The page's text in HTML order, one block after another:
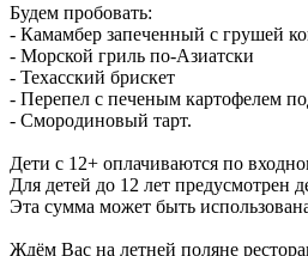
Будем пробовать:
- Камамбер запеченный с грушей
- Морской гриль по-Азиатски
- Техасский брискет
- Перепел с печеным картофелем
- Смородиновый тарт.
Дети с 12+ оплачиваются по
Для детей до 12 лет предусмотрен
Эта сумма может быть
Ждём Вас на летней поляне